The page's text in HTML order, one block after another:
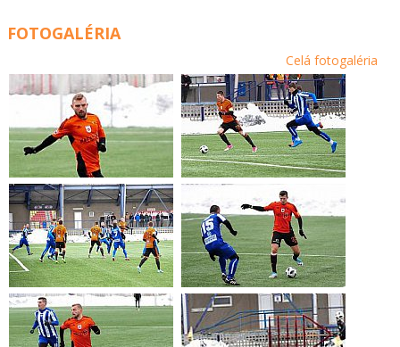
FOTOGALÉRIA
Celá fotogaléria